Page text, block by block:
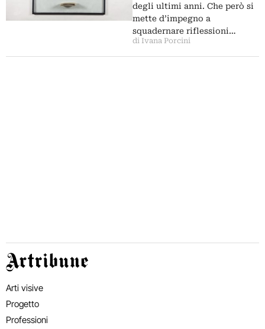
degli ultimi anni. Che però si
mette d’impegno a
squadernare riflessioni…
di Ivana Porcini
Artribune
Arti visive
Progetto
Professioni